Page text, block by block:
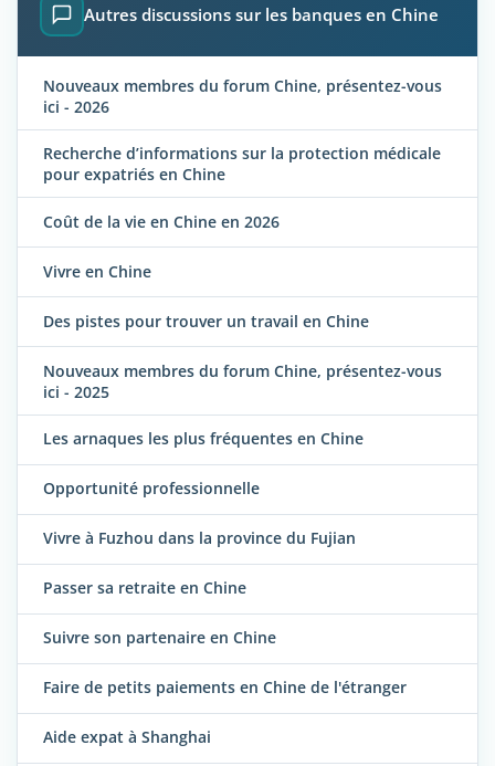
Autres discussions sur les banques en Chine
Nouveaux membres du forum Chine, présentez-vous
ici - 2026
Recherche d’informations sur la protection médicale
pour expatriés en Chine
Coût de la vie en Chine en 2026
Vivre en Chine
Des pistes pour trouver un travail en Chine
Nouveaux membres du forum Chine, présentez-vous
ici - 2025
Les arnaques les plus fréquentes en Chine
Opportunité professionnelle
Vivre à Fuzhou dans la province du Fujian
Passer sa retraite en Chine
Suivre son partenaire en Chine
Faire de petits paiements en Chine de l'étranger
Aide expat à Shanghai